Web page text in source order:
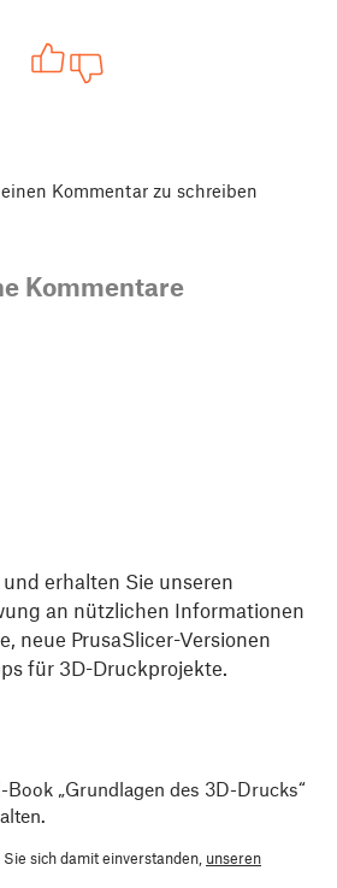
Kommentar zu schreiben
Kommentare
erhalten Sie unseren
an nützlichen Informationen
neue PrusaSlicer-Versionen
für 3D-Druckprojekte.
Book „Grundlagen des 3D-Drucks“
sich damit einverstanden, unseren